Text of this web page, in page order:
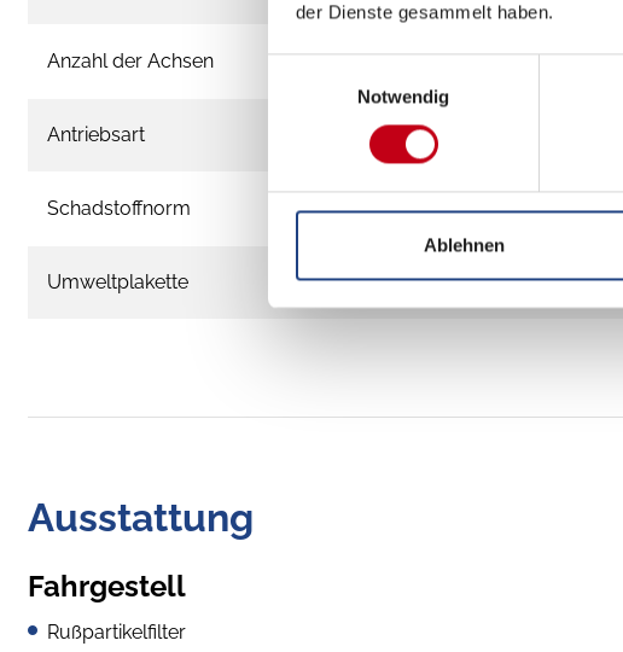
der Dienste gesammelt haben.
Notwendig
Ablehnen
Anzahl der Achsen
Antriebsart
Schadstoffnorm
Umweltplakette
Ausstattung
Fahrgestell
Rußpartikelfilter